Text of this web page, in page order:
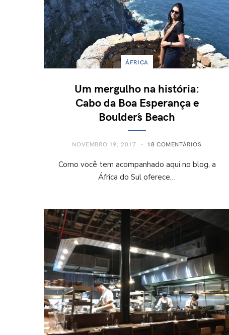
ÁFRICA
Um mergulho na história:
Cabo da Boa Esperança e
Boulder´s Beach
NOVEMBRO 19, 2017 18 COMENTÁRIOS
Como você tem acompanhado aqui no blog, a
África do Sul oferece…